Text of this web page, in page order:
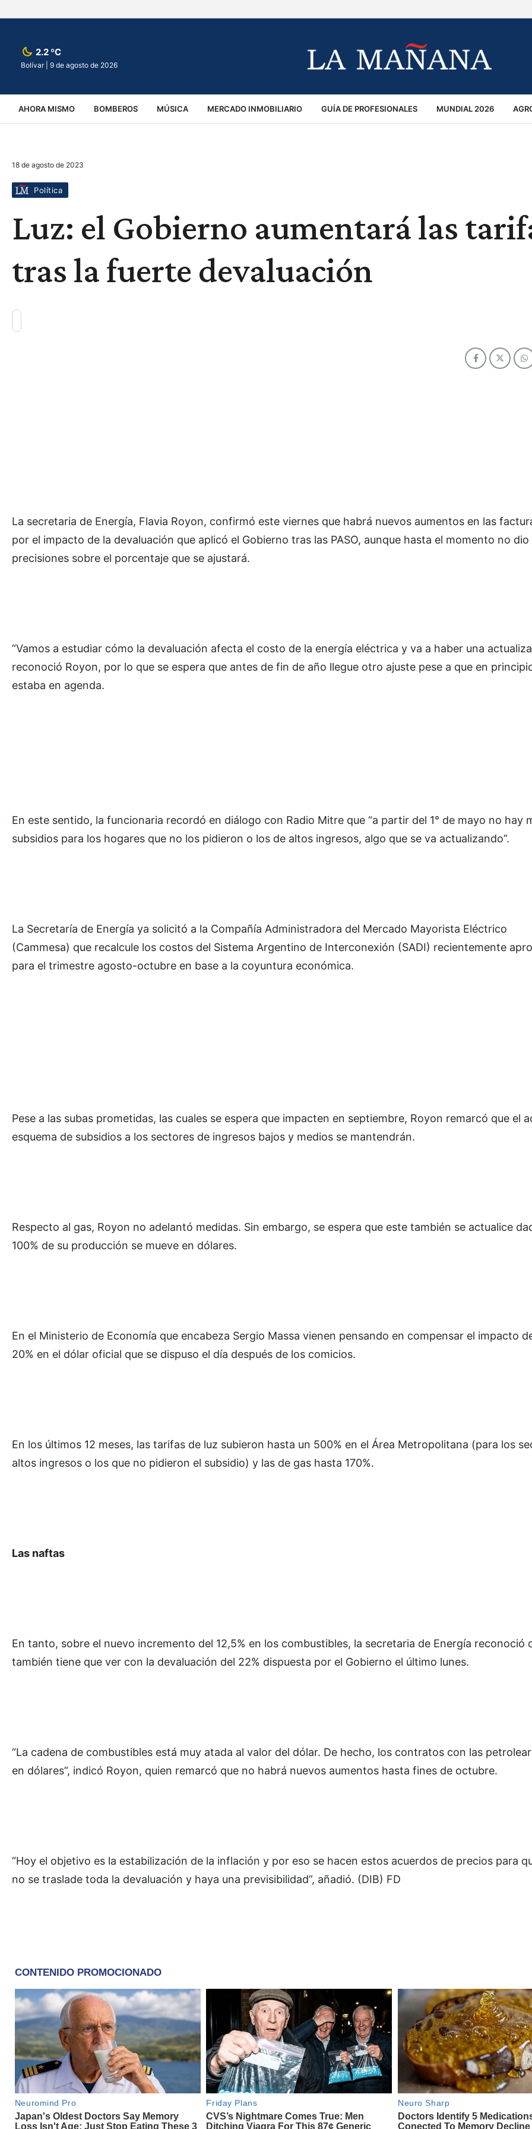
2.2 ºC
Bolívar | 9 de agosto de 2026
AHORA MISMO BOMBEROS MÚSICA MERCADO INMOBILIARIO GUÍA DE PROFESIONALES MUNDIAL 2026
VIRALES ACCIDENTES
18 de agosto de 2023
Política
Luz: el Gobierno aumentará las
tras la fuerte devaluación
La secretaria de Energía, Flavia Royon, confirmó este viernes que habrá nuevos aumentos en las
por el impacto de la devaluación que aplicó el Gobierno tras las PASO, aunque hasta el momento no dio
precisiones sobre el porcentaje que se ajustará.
“Vamos a estudiar cómo la devaluación afecta el costo de la energía eléctrica y va a haber una
reconoció Royon, por lo que se espera que antes de fin de año llegue otro ajuste pese a que en
estaba en agenda.
En este sentido, la funcionaria recordó en diálogo con Radio Mitre que “a partir del 1° de mayo no hay
subsidios para los hogares que no los pidieron o los de altos ingresos, algo que se va actualizando”.
La Secretaría de Energía ya solicitó a la Compañía Administradora del Mercado Mayorista Eléctrico
(Cammesa) que recalcule los costos del Sistema Argentino de Interconexión (SADI) recientemente
para el trimestre agosto-octubre en base a la coyuntura económica.
Pese a las subas prometidas, las cuales se espera que impacten en septiembre, Royon remarcó que el
esquema de subsidios a los sectores de ingresos bajos y medios se mantendrán.
Respecto al gas, Royon no adelantó medidas. Sin embargo, se espera que este también se actualice
100% de su producción se mueve en dólares.
En el Ministerio de Economía que encabeza Sergio Massa vienen pensando en compensar el impacto
20% en el dólar oficial que se dispuso el día después de los comicios.
En los últimos 12 meses, las tarifas de luz subieron hasta un 500% en el Área Metropolitana (para los
altos ingresos o los que no pidieron el subsidio) y las de gas hasta 170%.
Las naftas
En tanto, sobre el nuevo incremento del 12,5% en los combustibles, la secretaria de Energía reconoció
también tiene que ver con la devaluación del 22% dispuesta por el Gobierno el último lunes.
“La cadena de combustibles está muy atada al valor del dólar. De hecho, los contratos con las
en dólares”, indicó Royon, quien remarcó que no habrá nuevos aumentos hasta fines de octubre.
“Hoy el objetivo es la estabilización de la inflación y por eso se hacen estos acuerdos de precios para
no se traslade toda la devaluación y haya una previsibilidad”, añadió. (DIB) FD